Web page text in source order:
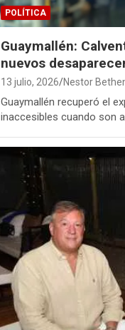
POLÍTICA
Guaymallén:
nuevos
13 julio, 2026 Nestor
Guaymallén recuperó el
inaccesibles cuando son